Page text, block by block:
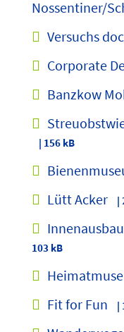
Nossentiner/
Versuchs
Corporate
Banzkow
| 156 kB
Lütt Acker |
103 kB
Fit for Fun |